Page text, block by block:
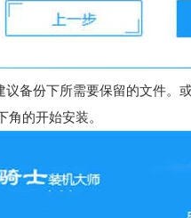
议备份下所需要保留的文件。
的开始安装。